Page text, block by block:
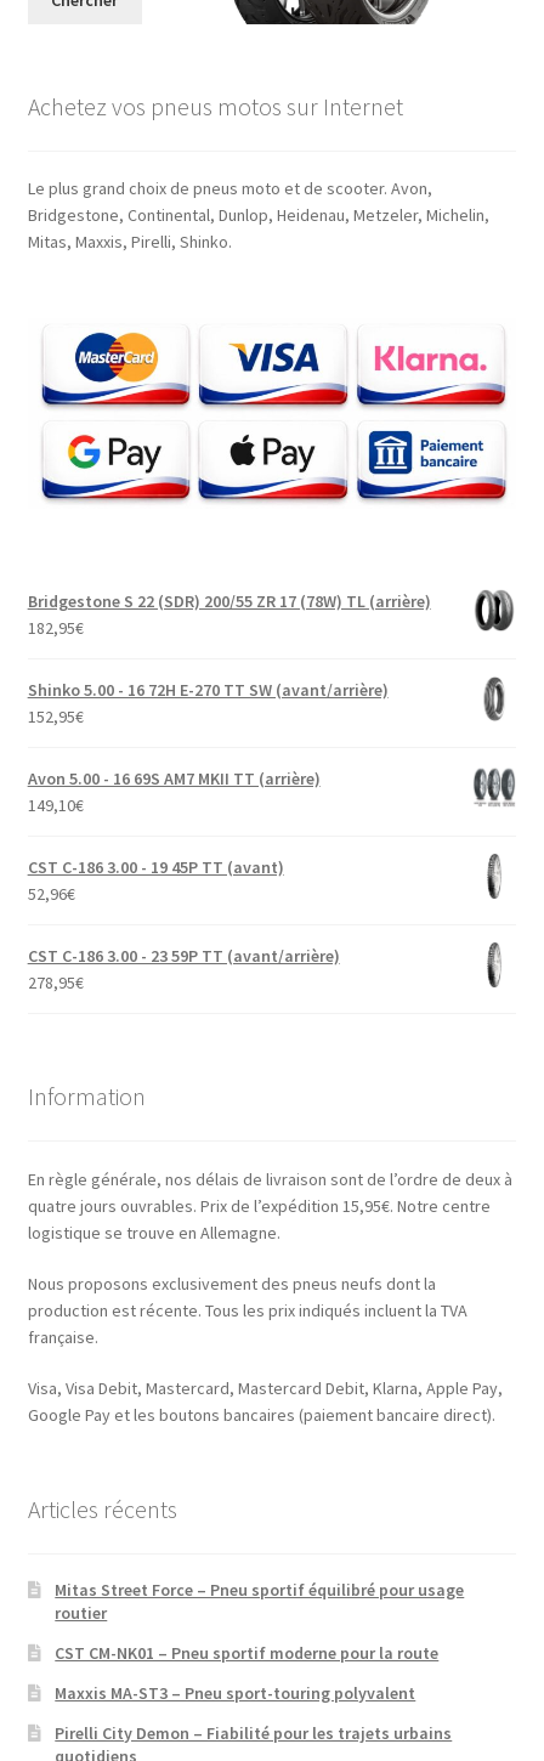
Achetez vos pneus motos sur Internet
Le plus grand choix de pneus moto et de scooter. Avon,
Bridgestone, Continental, Dunlop, Heidenau, Metzeler, Michelin,
Mitas, Maxxis, Pirelli, Shinko.
Bridgestone S 22 (SDR) 200/55 ZR 17 (78W) TL (arrière)
182,95€
Shinko 5.00 - 16 72H E-270 TT SW (avant/arrière)
152,95€
Avon 5.00 - 16 69S AM7 MKII TT (arrière)
149,10€
CST C-186 3.00 - 19 45P TT (avant)
52,96€
CST C-186 3.00 - 23 59P TT (avant/arrière)
278,95€
Information
En règle générale, nos délais de livraison sont de l’ordre de deux à
quatre jours ouvrables. Prix de l’expédition 15,95€. Notre centre
logistique se trouve en Allemagne.
Nous proposons exclusivement des pneus neufs dont la
production est récente. Tous les prix indiqués incluent la TVA
française.
Visa, Visa Debit, Mastercard, Mastercard Debit, Klarna, Apple Pay,
Google Pay et les boutons bancaires (paiement bancaire direct).
Articles récents
Mitas Street Force – Pneu sportif équilibré pour usage
routier
CST CM-NK01 – Pneu sportif moderne pour la route
Maxxis MA-ST3 – Pneu sport-touring polyvalent
Pirelli City Demon – Fiabilité pour les trajets urbains
quotidiens